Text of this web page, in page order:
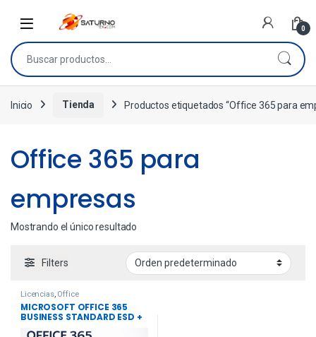
0
Inicio Tienda Productos etiquetados “Office 365 para
Office 365 para
empresas
Mostrando el único resultado
Filters
Licencias, Office
MICROSOFT OFFICE 365
BUSINESS STANDARD ESD +